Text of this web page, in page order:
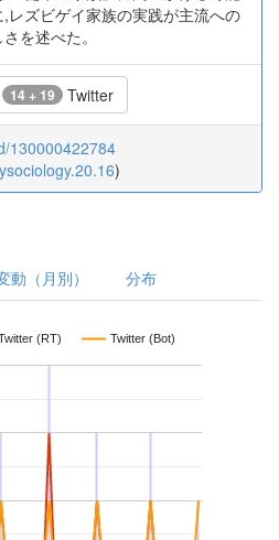
レズビゲイ家族の実践が主流への
を述べた。
14 + 19 Twitter
130000422784
)
動（月別） 分布
(RT) Twitter (Bot)